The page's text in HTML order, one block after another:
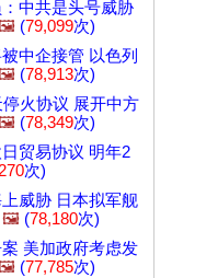
中共是头号威胁
(79,099次)
中企接管 以色列
(78,913次)
火协议 展开中方
(78,349次)
贸易协议 明年2
次)
威胁 日本拟军舰
🖼️ (78,180次)
美加政府考虑发
(77,785次)